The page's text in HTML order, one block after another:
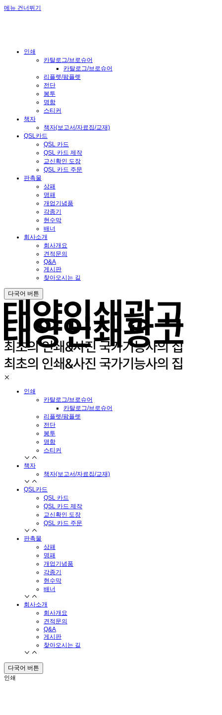
메뉴 건너뛰기
인쇄
카탈로그/브로슈어
카탈로그/브로슈어
리플렛/팜플렛
전단
봉투
명함
스티커
책자
책자(보고서/자료집/교재)
QSL카드
QSL 카드
QSL 카드 제작
교신확인 도장
QSL 카드 주문
판촉물
상패
명패
개업기념품
각종기
현수막
배너
회사소개
회사개요
견적문의
Q&A
게시판
찾아오시는 길
다국어 버튼
인쇄
카탈로그/브로슈어
카탈로그/브로슈어
리플렛/팜플렛
전단
봉투
명함
스티커
책자
책자(보고서/자료집/교재)
QSL카드
QSL 카드
QSL 카드 제작
교신확인 도장
QSL 카드 주문
판촉물
상패
명패
개업기념품
각종기
현수막
배너
회사소개
회사개요
견적문의
Q&A
게시판
찾아오시는 길
다국어 버튼
인쇄